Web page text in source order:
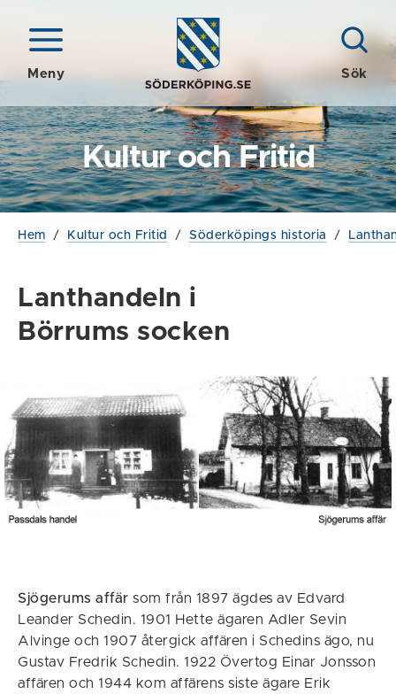
Meny Sök
Kultur och Fritid
Hem / Kultur och Fritid / Söderköpings historia /
Lanthandeln i
Börrums socken
Sjögerums affär som från 1897 ägdes av Edvard
Leander Schedin. 1901 Hette ägaren Adler Sevin
Alvinge och 1907 återgick affären i Schedins ägo, nu
Gustav Fredrik Schedin. 1922 Övertog Einar Jonsson
affären och 1944 kom affärens siste ägare Erik